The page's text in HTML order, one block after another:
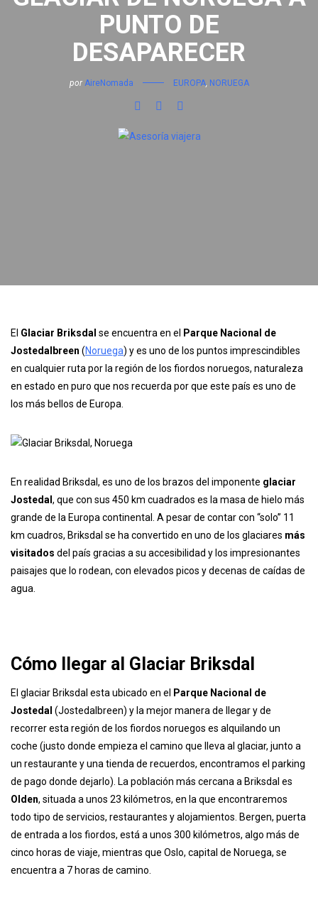
PUNTO DE
DESAPARECER
por AireNomada EUROPA, NORUEGA
El Glaciar Briksdal se encuentra en el
Parque Nacional de
Jostedalbreen (Noruega) y es uno de los puntos imprescindibles
en cualquier ruta por la región de los fiordos noruegos, naturaleza
en estado en puro que nos recuerda por que este país es uno de
los más bellos de Europa.
En realidad Briksdal, es uno de los brazos del imponente glaciar
Jostedal , que con sus 450 km cuadrados es la masa de hielo más
grande de la Europa continental. A pesar de contar con “solo” 11
km cuadros, Briksdal se ha convertido en uno de los glaciares más
visitados del país gracias a su accesibilidad y los impresionantes
paisajes que lo rodean, con elevados picos y decenas de caídas de
agua.
Cómo llegar al Glaciar Briksdal
El glaciar Briksdal esta ubicado en el
Parque Nacional de
Jostedal (Jostedalbreen) y la mejor manera de llegar y de
recorrer esta región de los fiordos noruegos es alquilando un
coche (justo donde empieza el camino que lleva al glaciar, junto a
un restaurante y una tienda de recuerdos, encontramos el parking
de pago donde dejarlo). La población más cercana a Briksdal es
Olden, situada a unos 23 kilómetros, en la que encontraremos
todo tipo de servicios, restaurantes y alojamientos. Bergen, puerta
de entrada a los fiordos, está a unos 300 kilómetros, algo más de
cinco horas de viaje, mientras que Oslo, capital de Noruega, se
encuentra a 7 horas de camino.